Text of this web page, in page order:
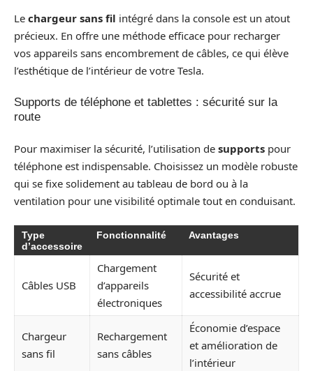
Le chargeur sans fil intégré dans la console est un atout
précieux. En offre une méthode efficace pour recharger
vos appareils sans encombrement de câbles, ce qui élève
l’esthétique de l’intérieur de votre Tesla.
Supports de téléphone et tablettes : sécurité sur la
route
Pour maximiser la sécurité, l’utilisation de supports pour
téléphone est indispensable. Choisissez un modèle robuste
qui se fixe solidement au tableau de bord ou à la
ventilation pour une visibilité optimale tout en conduisant.
Type
d’accessoire
Fonctionnalité Avantages
Câbles USB
Chargement
d’appareils
électroniques
Sécurité et
accessibilité accrue
Chargeur
sans fil
Rechargement
sans câbles
Économie d’espace
et amélioration de
l’intérieur